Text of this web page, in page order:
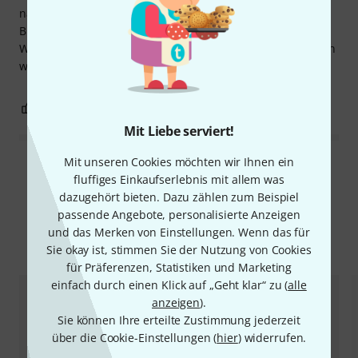
Mit Liebe serviert!
Mit unseren Cookies möchten wir Ihnen ein
fluffiges Einkaufserlebnis mit allem was
dazugehört bieten. Dazu zählen zum Beispiel
passende Angebote, personalisierte Anzeigen
und das Merken von Einstellungen. Wenn das für
Sie okay ist, stimmen Sie der Nutzung von Cookies
für Präferenzen, Statistiken und Marketing
einfach durch einen Klick auf „Geht klar“ zu (alle
anzeigen).
Sie können Ihre erteilte Zustimmung jederzeit
über die Cookie-Einstellungen (hier) widerrufen.
nachspielbar.
Bilder sind angenehm groß und die Stücke bekannt.
Wer vernünftig etwas auf der Ocarina zum einstieg machen
will, kann hier beruhigt zugreifen.
Alle Bewertungen lesen
Alternativen vergleichen